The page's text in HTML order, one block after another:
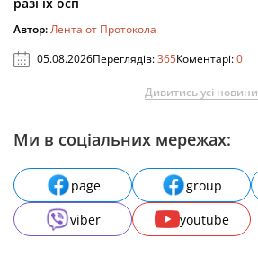
Автор:Лента от Протокола
05.08.2026Переглядів:365Коментарі:0
Дивитись усі новини
Ми в соціальних мережах:
page group
viber
youtube